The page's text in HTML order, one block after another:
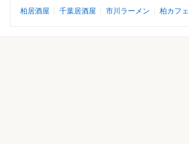
柏居酒屋
千葉居酒屋 市川ラーメン 柏カフェ